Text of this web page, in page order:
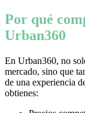
Por qué
Urban360
En Urban360, no
mercado, sino que
de una experiencia
obtienes: